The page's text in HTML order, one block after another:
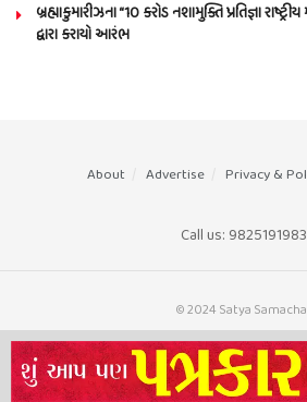
બ્રહ્માકુમારીઝના “10 કરોડ નશામુક્તિ પ્રતિજ્ઞા
દ્વારા કરાયો આરંભ
About Advertise Privacy &
Call us: 9825191983
© 2024 Satya